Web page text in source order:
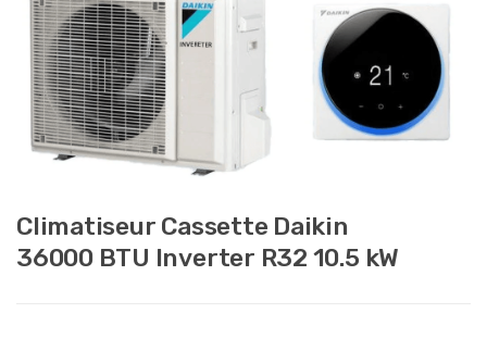
Climatiseur Cassette Daikin
36000 BTU Inverter R32 10.5 kW